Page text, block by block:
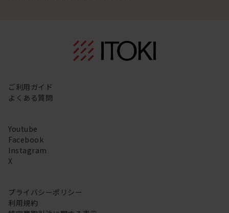
ご利用ガイド
よくある質問
Youtube
Facebook
Instagram
X
プライバシーポリシー
利用規約